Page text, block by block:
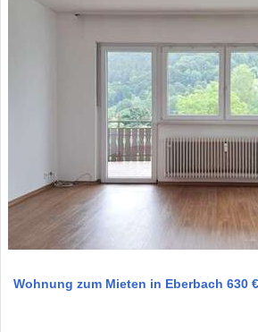
Wohnung zum Mieten in Eberbach 630 €